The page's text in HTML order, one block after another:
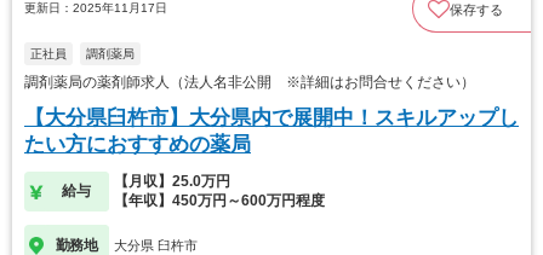
更新日：2025年11月17日 保存する
正社員 調剤薬局
調剤薬局の薬剤師求人（法人名非公開 ※詳細はお問合せください）
【大分県臼杵市】大分県内で展開中！スキルアップし
たい方におすすめの薬局
給与
【月収】25.0万円
【年収】450万円～600万円程度
勤務地 大分県 臼杵市